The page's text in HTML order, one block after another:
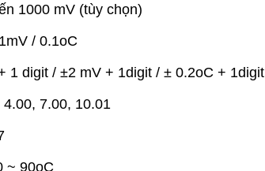
1000 mV (tùy chọn)
/ 0.1oC
1 digit / ±2 mV + 1digit / ± 0.2oC + 1digit
7.00, 10.01
~ 90oC